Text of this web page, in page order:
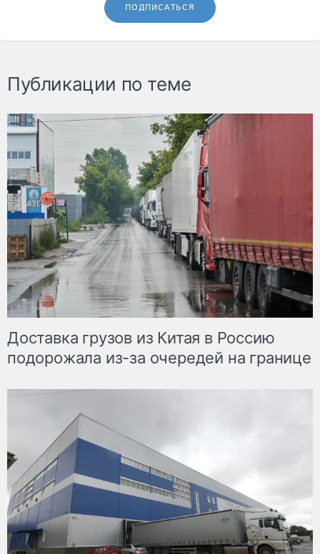
ПОДПИСАТЬСЯ
Публикации по теме
Доставка грузов из Китая в Россию
подорожала из-за очередей на границе